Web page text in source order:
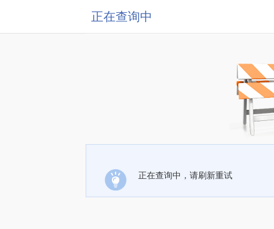
正在查询中
正在查询中，请刷新重试